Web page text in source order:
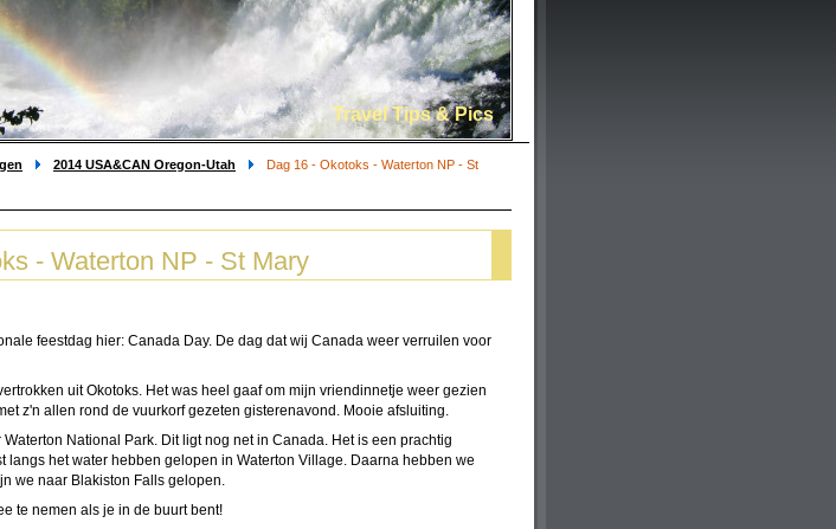
Travel Tips & Pics
2014 USA&CAN Oregon-Utah
Dag 16 - Okotoks - Waterton NP - St
- Waterton NP - St Mary
feestdag hier: Canada Day. De dag dat wij Canada weer verruilen voor
uit Okotoks. Het was heel gaaf om mijn vriendinnetje weer gezien
z'n allen rond de vuurkorf gezeten gisterenavond. Mooie afsluiting.
National Park. Dit ligt nog net in Canada. Het is een prachtig
langs het water hebben gelopen in Waterton Village. Daarna hebben we
we naar Blakiston Falls gelopen.
te nemen als je in de buurt bent!